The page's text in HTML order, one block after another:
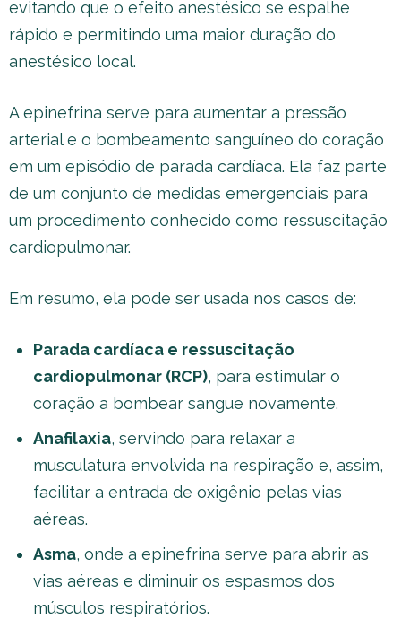
evitando que o efeito anestésico se espalhe
rápido e permitindo uma maior duração do
anestésico local.
A epinefrina serve para aumentar a pressão
arterial e o bombeamento sanguíneo do coração
em um episódio de parada cardíaca. Ela faz parte
de um conjunto de medidas emergenciais para
um procedimento conhecido como ressuscitação
cardiopulmonar.
Em resumo, ela pode ser usada nos casos de:
Parada cardíaca e ressuscitação
cardiopulmonar (RCP), para estimular o
coração a bombear sangue novamente.
Anafilaxia, servindo para relaxar a
musculatura envolvida na respiração e, assim,
facilitar a entrada de oxigênio pelas vias
aéreas.
Asma, onde a epinefrina serve para abrir as
vias aéreas e diminuir os espasmos dos
músculos respiratórios.